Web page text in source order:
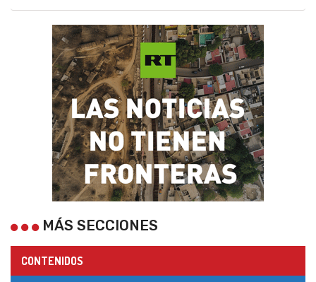
MÁS SECCIONES
CONTENIDOS